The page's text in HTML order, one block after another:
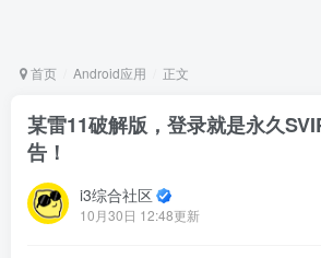
首页 Android应用 正文
某雷11破解版，登录就是永久
告！
i3综合社区
10月30日 12:48更新